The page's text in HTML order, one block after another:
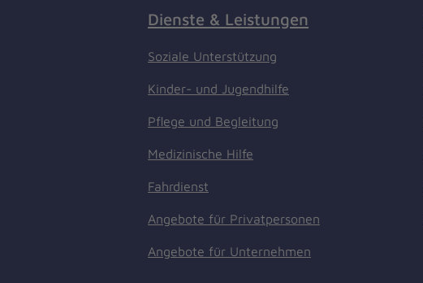
Dienste & Leistungen
Soziale Unterstützung
Kinder- und Jugendhilfe
Pflege und Begleitung
Medizinische Hilfe
Fahrdienst
Angebote für Privatpersonen
Angebote für Unternehmen